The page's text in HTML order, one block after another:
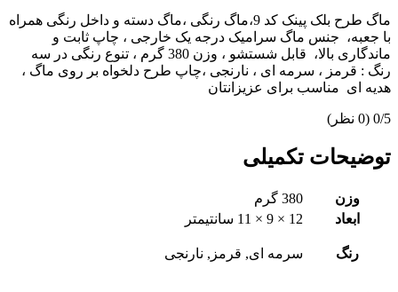
ماگ طرح بلک پینک کد 9،ماگ رنگی ،ماگ دسته و داخل رنگی همراه
با جعبه، جنس ماگ سرامیک درجه یک خارجی ، چاپ ثابت و
ماندگاری بالا، قابل شستشو ، وزن 380 گرم ، تنوع رنگی در سه
رنگ : قرمز ، سرمه ای ، نارنجی ،چاپ طرح دلخواه بر روی ماگ ،
هدیه ای مناسب برای عزیزانتان
‫0/5 ‫(0 نظر)
توضیحات تکمیلی
وزن
380 گرم
ابعاد
12 × 9 × 11 سانتیمتر
رنگ سرمه ای, قرمز, نارنجی